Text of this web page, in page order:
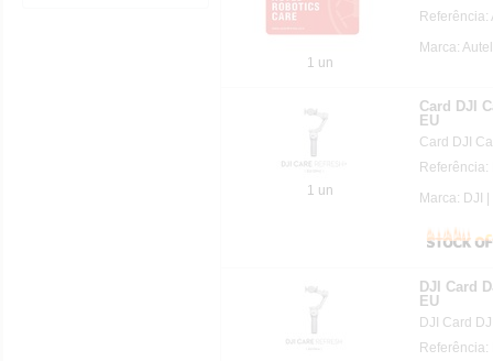
1 un
Referência:
Marca:
1 un
Card DJI
EU
Card DJI
Marca: DJI |
DJI Card
EU
DJI Card